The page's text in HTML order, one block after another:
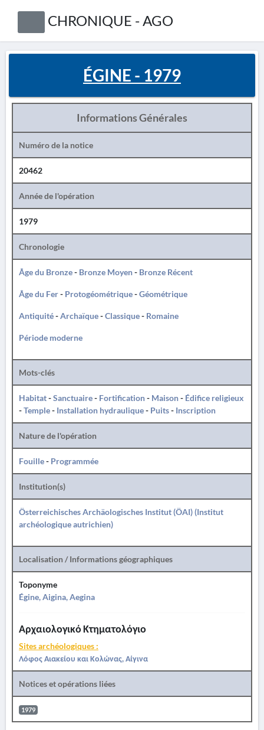
CHRONIQUE - AGO
ÉGINE - 1979
Informations Générales
Numéro de la notice
20462
Année de l'opération
1979
Chronologie
Âge du Bronze- Bronze Moyen- Bronze Récent
Âge du Fer- Protogéométrique-Géométrique
Antiquité-Archaïque-Classique- Romaine
Période moderne
Mots-clés
Habitat-Sanctuaire- Fortification- Maison- Édifice religieux
-Temple- Installation hydraulique- Puits- Inscription
Nature de l'opération
Fouille- Programmée
Institution(s)
Österreichisches Archäologisches Institut (ÖAI) (Institut
archéologique autrichien)
Localisation / Informations géographiques
Toponyme
Égine, Aigina, Aegina
Αρχαιολογικό Κτηματολόγιο
Sites archéologiques :
Λόφος Αιακείου και Κολώνας, Αίγινα
Notices et opérations liées
1979